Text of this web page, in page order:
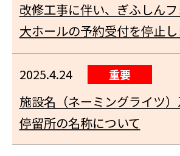
改修工事に伴い、ぎふしん
大ホールの予約受付を停止し
2025.4.24 重要
施設名（ネーミングライツ
停留所の名称について